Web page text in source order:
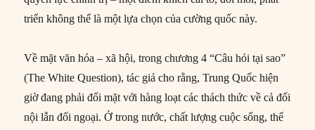
triển không thể là một lựa chọn của cường quốc này.
Về mặt văn hóa – xã hội, trong chương 4 “Câu hỏi tại sao”
(The White Question), tác giả cho rằng, Trung Quốc hiện
giờ đang phải đối mặt với hàng loạt các thách thức về cả đối
nội lẫn đối ngoại. Ở trong nước, chất lượng cuộc sống, thể